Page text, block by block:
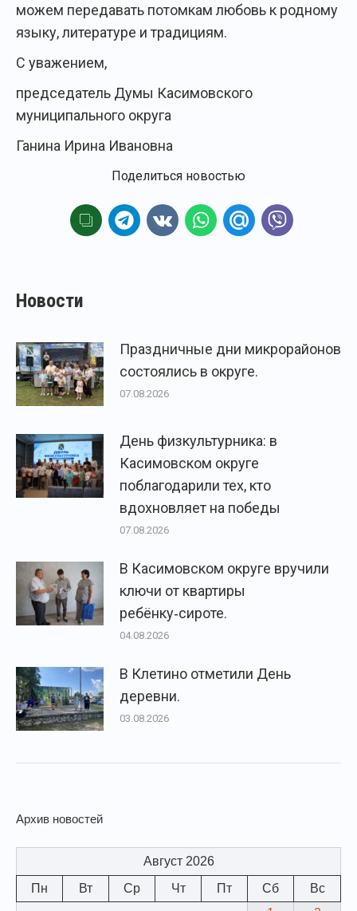
можем передавать потомкам любовь к родному
языку, литературе и традициям.
С уважением,
председатель Думы Касимовского
муниципального округа
Ганина Ирина Ивановна
Поделиться новостью
Новости
Праздничные дни микрорайонов
состоялись в округе.
07.08.2026
День физкультурника: в
Касимовском округе
поблагодарили тех, кто
вдохновляет на победы
07.08.2026
В Касимовском округе вручили
ключи от квартиры
ребёнку‑сироте.
04.08.2026
В Клетино отметили День
деревни.
03.08.2026
Архив новостей
Август 2026
Пн
Вт Ср Чт Пт Сб
Вс